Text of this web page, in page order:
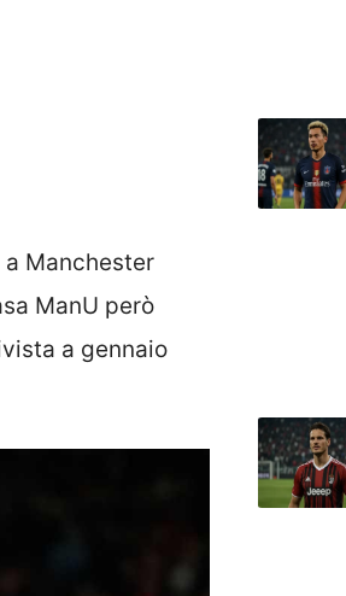
a Manchester
ManU però
a gennaio